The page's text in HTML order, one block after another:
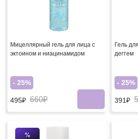
Мицеллярный гель для лица с
эктоином и ниацинамидом
- 25%
495₽ 660₽
Гель
дегтем
- 25%
391₽
%